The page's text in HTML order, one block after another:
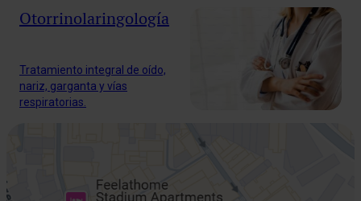
Otorrinolaringología
Tratamiento integral de oído,
nariz, garganta y vías
respiratorias.